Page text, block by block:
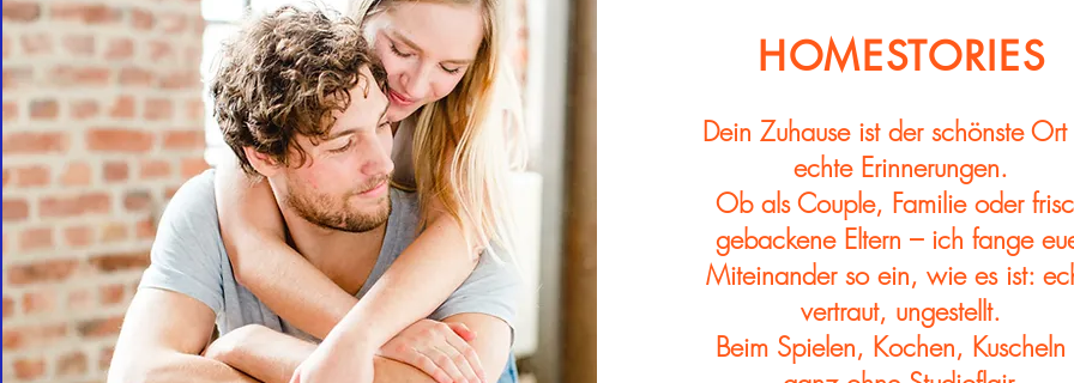
HOMESTORIES
Dein Zuhause ist der schönste Ort
echte Erinnerungen.
Ob als Couple, Familie oder
gebackene Eltern – ich fange
Miteinander so ein, wie es ist:
vertraut, ungestellt.
Beim Spielen, Kochen, Kuscheln